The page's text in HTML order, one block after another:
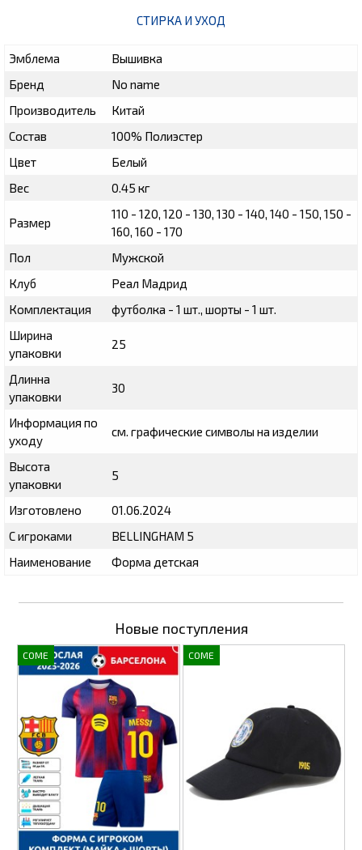
СТИРКА И УХОД
Эмблема
Вышивка
Бренд
No name
Производитель
Китай
Состав
100% Полиэстер
Цвет
Белый
Вес
0.45 кг
Размер
110 - 120, 120 - 130, 130 - 140, 140 - 150, 150 -
160, 160 - 170
Пол
Мужской
Клуб
Реал Мадрид
Комплектация
футболка - 1 шт., шорты - 1 шт.
Ширина
упаковки
25
Длинна
упаковки
30
Информация по
уходу
см. графические символы на изделии
Высота
упаковки
5
Изготовлено
01.06.2024
С игроками
BELLINGHAM 5
Наименование
Форма детская
Новые поступления
COME COME